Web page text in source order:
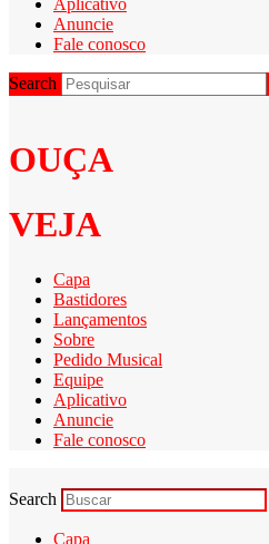
Anuncie
Fale conosco
Search
OUÇA
VEJA
Capa
Bastidores
Lançamentos
Sobre
Pedido Musical
Equipe
Aplicativo
Anuncie
Fale conosco
Search
Capa